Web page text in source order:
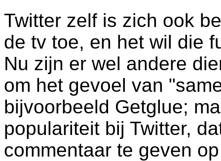
Twitter zelf is zich ook
de tv toe, en het wil die
Nu zijn er wel andere
om het gevoel van
bijvoorbeeld Getglue;
populariteit bij Twitter,
commentaar te geven